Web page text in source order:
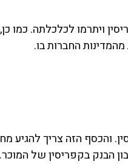
ויתרמו לכלכלתה. כמו
החברות בו.
והכסף הזה צריך להגיע
הבנק בקפריסין של המוכר.